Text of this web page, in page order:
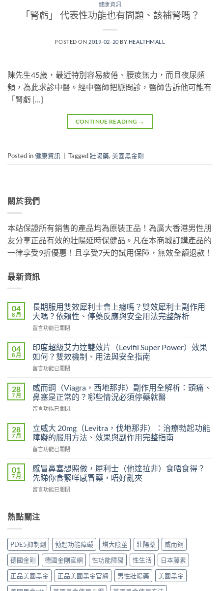
健康資訊
「腎虧」 代表性功能也有問題、該補腎嗎？
POSTED ON 2019-02-20 BY HEALTHMALL
陳先生45歲，最近特別容易疲倦、腰痠無力，而且夜尿頻
頻，為此求診中醫。經中醫師把脈問診，醫師告訴他可能有
「腎虧 […]
CONTINUE READING →
Posted in健康資訊 Tagged壯陽藥, 美國黑金剛
關於我們
本站保證所有銷售的產品均為原裝正品！為廣大香港男性朋
友分享正品有效的壯陽延時保健品。凡在本商城訂購產品的
一律享受9折優惠！且享受7天的試用保障，無效全額退款！
最新資訊
04
8 月
長期服用雙效犀利士會上癮嗎？雙效犀利士副作用
大嗎？依賴性、停藥反應與安全用法完整解析
在
期
服
用
雙
犀
利
士
會
癮
嗎？
效
利
士
副
大
嗎？
賴
性、
停
藥
反
應
與
留言功能已關閉
04
8 月
印度超級艾力達雙效片（Levifil Super Power）效果
如何？雙效機制、用法與安全指南
在
度
超
級
艾
達
雙
效
片
Super
Power）
果
雙
制、
用
法
與
安
全
留言功能已關閉
28
7 月
威而鋼（Viagra，西地那非）副作用全解析：頭痛、
鼻塞是正常的？哪些情況必須停藥就醫
在
而
鋼
（Viagra，
西
那
非）
副
作
解
痛、
鼻
塞
是
正
常
留言功能已關閉
28
7 月
立威大 20mg（Levitra，伐地那非）：治療勃起功能
障礙的服用方法、效果與副作用完整指南
在
威
大
20mg（Levitra，
伐
非）：
勃
起
功
能
障
礙
留言功能已關閉
01
7 月
感冒鼻塞想照做，犀利士（他達拉非）食唔食得？
先睇你食緊咩感冒藥，唔好亂夾
在
鼻
塞
照
做，
犀
利
士
（他
達
留言功能已關閉
熱點關注
PDE5抑制劑 勃起功能障礙 增大陰莖 壯陽藥
威而鋼
德國金剛
德國金剛官網 性功能障礙 性生活
日本藤素
正品美國黑金
正品美國黑金官網 男性壯陽藥
美國黑金